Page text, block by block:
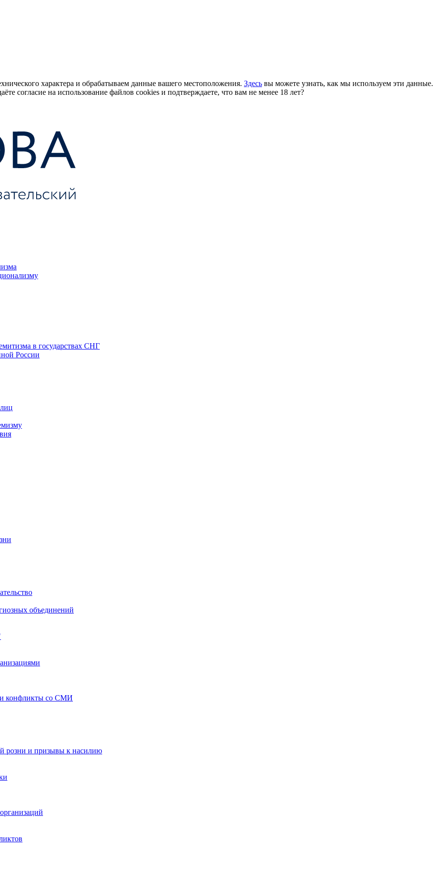
характера и обрабатываем данные вашего местоположения. Здесь вы можете узнать, как мы используем эти данные.
согласие на использование файлов cookies и подтверждаете, что вам не менее 18 лет?
в государствах СНГ
России
объединений
и конфликты со СМИ
розни и призывы к насилию